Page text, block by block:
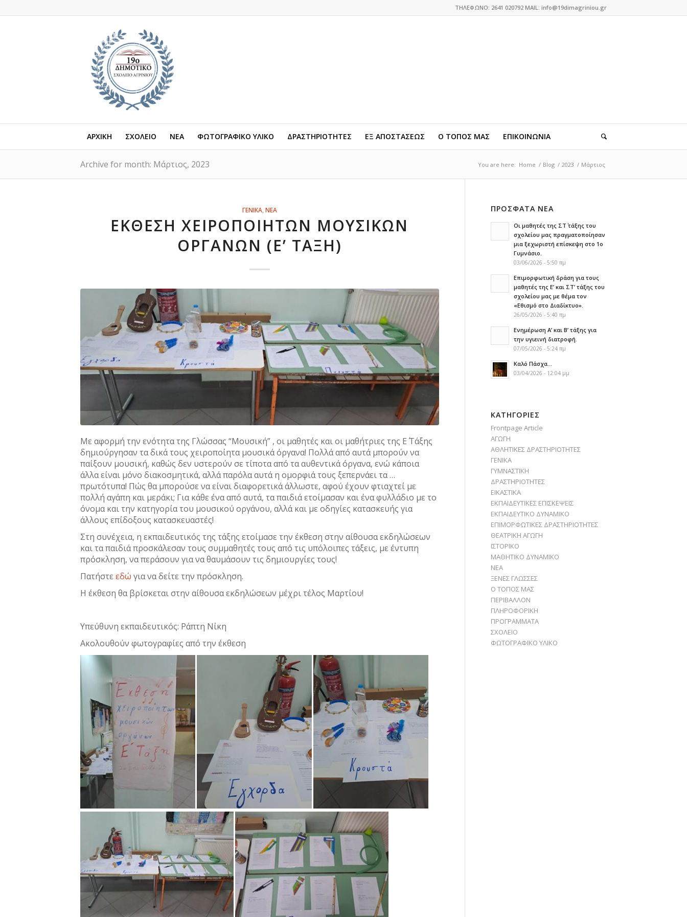
ΤΗΛΕΦΩΝΟ: 2641 020792 MAIL: info@19dimagriniou.gr
ΑΡΧΙΚΗ ΣΧΟΛΕΙΟ ΝΕΑ ΦΩΤΟΓΡΑΦΙΚΟ ΥΛΙΚΟ ΔΡΑΣΤΗΡΙΟΤΗΤΕΣ ΕΞ ΑΠΟΣΤΑΣΕΩΣ Ο ΤΟΠΟΣ ΜΑΣ ΕΠΙΚΟΙΝΩΝΙΑ
Archive for month: Μάρτιος, 2023 You are here: Home / Blog / 2023 / Μάρτιος
ΓΕΝΙΚΑ, ΝΕΑ
ΕΚΘΕΣΗ ΧΕΙΡΟΠΟΙΗΤΩΝ ΜΟΥΣΙΚΩΝ
ΟΡΓΑΝΩΝ (Ε’ ΤΑΞΗ)
Με αφορμή την ενότητα της Γλώσσας “Μουσική” , οι μαθητές και οι μαθήτριες της Ε΄ Τάξης
δημιούργησαν τα δικά τους χειροποίητα μουσικά όργανα! Πολλά από αυτά μπορούν να
παίξουν μουσική, καθώς δεν υστερούν σε τίποτα από τα αυθεντικά όργανα, ενώ κάποια
άλλα είναι μόνο διακοσμητικά, αλλά παρόλα αυτά η ομορφιά τους ξεπερνάει τα …
πρωτότυπα! Πώς θα μπορούσε να είναι διαφορετικά άλλωστε, αφού έχουν φτιαχτεί με
πολλή αγάπη και μεράκι; Για κάθε ένα από αυτά, τα παιδιά ετοίμασαν και ένα φυλλάδιο με το
όνομα και την κατηγορία του μουσικού οργάνου, αλλά και με οδηγίες κατασκευής για
άλλους επίδοξους κατασκευαστές!
Στη συνέχεια, η εκπαιδευτικός της τάξης ετοίμασε την έκθεση στην αίθουσα εκδηλώσεων
και τα παιδιά προσκάλεσαν τους συμμαθητές τους από τις υπόλοιπες τάξεις, με έντυπη
πρόσκληση, να περάσουν για να θαυμάσουν τις δημιουργίες τους!
Πατήστε εδώ για να δείτε την πρόσκληση.
Η έκθεση θα βρίσκεται στην αίθουσα εκδηλώσεων μέχρι τέλος Μαρτίου!
Υπεύθυνη εκπαιδευτικός: Ράπτη Νίκη
Ακολουθούν φωτογραφίες από την έκθεση
ΠΡΟΣΦΑΤΑ ΝΕΑ
Οι μαθητές της ΣΤ΄ τάξης του
σχολείου μας πραγματοποίησαν
μια ξεχωριστή επίσκεψη στο 1ο
Γυμνάσιο.
03/06/2026 - 5:50 πμ
Επιμορφωτική δράση για τους
μαθητές της Ε’ και ΣΤ’ τάξης του
σχολείου μας με θέμα τον
«Εθισμό στο Διαδίκτυο».
26/05/2026 - 5:40 πμ
Ενημέρωση Α’ και Β’ τάξης για
την υγιεινή διατροφή.
07/05/2026 - 5:24 πμ
Καλό Πάσχα…
03/04/2026 - 12:04 μμ
KΑΤΗΓΟΡΊΕΣ
Frontpage Article
ΑΓΩΓΗ
ΑΘΛΗΤΙΚΕΣ ΔΡΑΣΤΗΡΙΟΤΗΤΕΣ
ΓΕΝΙΚΑ
ΓΥΜΝΑΣΤΙΚΗ
ΔΡΑΣΤΗΡΙΟΤΗΤΕΣ
ΕΙΚΑΣΤΙΚΑ
ΕΚΠΑΙΔΕΥΤΙΚΕΣ ΕΠΙΣΚΕΨΕΙΣ
ΕΚΠΑΙΔΕΥΤΙΚΟ ΔΥΝΑΜΙΚΟ
ΕΠΙΜΟΡΦΩΤΙΚΕΣ ΔΡΑΣΤΗΡΙΟΤΗΤΕΣ
ΘΕΑΤΡΙΚΗ ΑΓΩΓΗ
ΙΣΤΟΡΙΚΟ
ΜΑΘΗΤΙΚΟ ΔΥΝΑΜΙΚΟ
ΝΕΑ
ΞΕΝΕΣ ΓΛΩΣΣΕΣ
Ο ΤΟΠΟΣ ΜΑΣ
ΠΕΡΙΒΑΛΛΟΝ
ΠΛΗΡΟΦΟΡΙΚΗ
ΠΡΟΓΡΑΜΜΑΤΑ
ΣΧΟΛΕΙΟ
ΦΩΤΟΓΡΑΦΙΚΟ ΥΛΙΚΟ